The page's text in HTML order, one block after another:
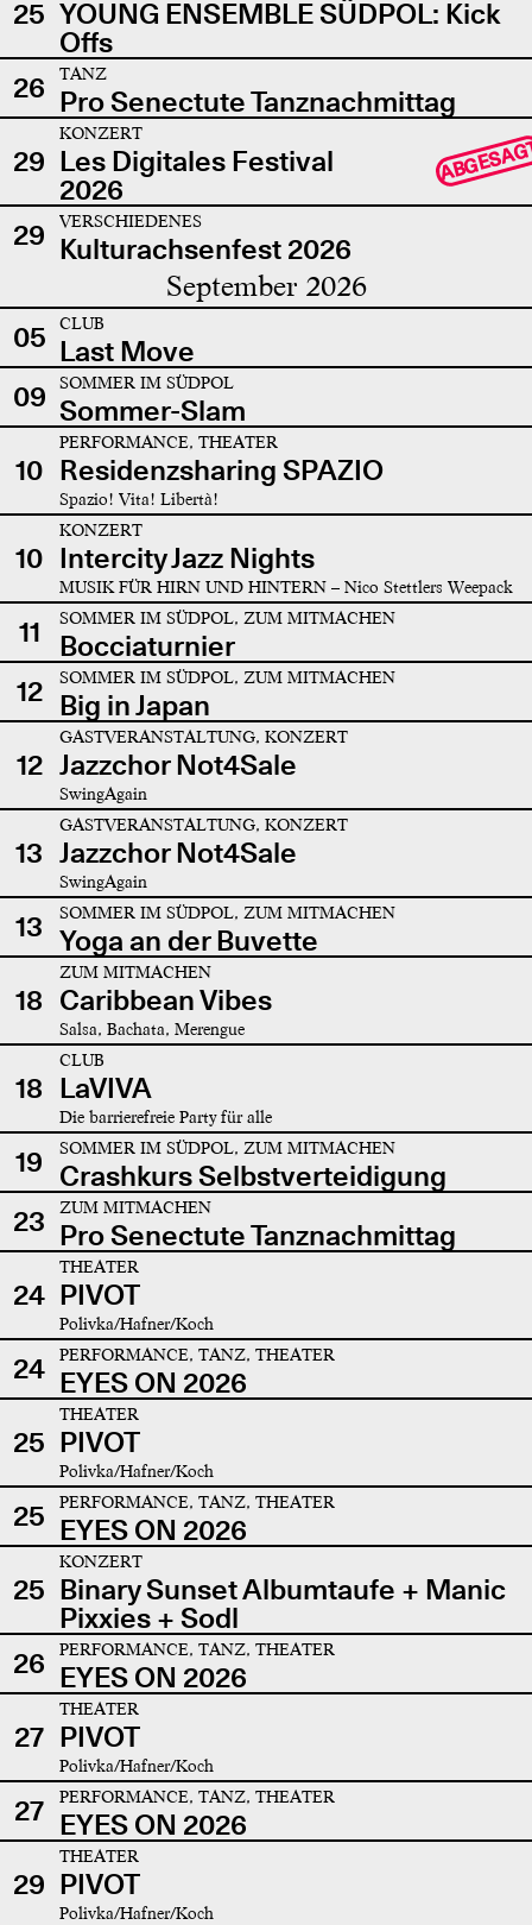
25 YOUNG ENSEMBLE SÜDPOL: Kick
Offs
26
TANZ
Pro Senectute Tanznachmittag
29
KONZERT
Les Digitales Festival
2026
29 VERSCHIEDENES
Kulturachsenfest 2026
September 2026
05 CLUB
Last Move
09
SOMMER IM SÜDPOL
Sommer-Slam
10
PERFORMANCE, THEATER
Residenzsharing SPAZIO
Spazio! Vita! Libertà!
10
KONZERT
Intercity Jazz Nights
MUSIK FÜR HIRN UND HINTERN – Nico Stettlers Weepack
11 SOMMER IM SÜDPOL, ZUM MITMACHEN
Bocciaturnier
12
SOMMER IM SÜDPOL, ZUM MITMACHEN
Big in Japan
12
GASTVERANSTALTUNG, KONZERT
Jazzchor Not4Sale
SwingAgain
13
GASTVERANSTALTUNG, KONZERT
Jazzchor Not4Sale
SwingAgain
13 SOMMER IM SÜDPOL, ZUM MITMACHEN
Yoga an der Buvette
18
ZUM MITMACHEN
Caribbean Vibes
Salsa, Bachata, Merengue
18
CLUB
LaVIVA
Die barrierefreie Party für alle
19 SOMMER IM SÜDPOL, ZUM MITMACHEN
Crashkurs Selbstverteidigung
23
ZUM MITMACHEN
Pro Senectute Tanznachmittag
24
THEATER
PIVOT
Polivka/Hafner/Koch
24 PERFORMANCE, TANZ, THEATER
EYES ON 2026
25
THEATER
PIVOT
Polivka/Hafner/Koch
25 PERFORMANCE, TANZ, THEATER
EYES ON 2026
25
KONZERT
Binary Sunset Albumtaufe + Manic
Pixxies + Sodl
26
PERFORMANCE, TANZ, THEATER
EYES ON 2026
27
THEATER
PIVOT
Polivka/Hafner/Koch
27 PERFORMANCE, TANZ, THEATER
EYES ON 2026
29
THEATER
PIVOT
Polivka/Hafner/Koch